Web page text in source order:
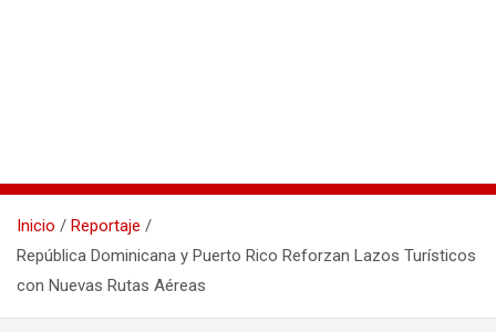
Inicio
Reportaje
República Dominicana y Puerto Rico Reforzan Lazos Turísticos
con Nuevas Rutas Aéreas